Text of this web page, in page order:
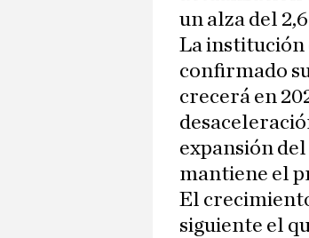
un alza del 2,6
La
confirmado
crecerá en
expansión del
mantiene el
El
siguiente el